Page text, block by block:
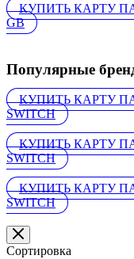
КУПИТЬ КАРТУ
GB
Популярные
КУПИТЬ КАРТУ
SWITCH
КУПИТЬ КАРТУ
SWITCH
КУПИТЬ КАРТУ
SWITCH
Сортировка